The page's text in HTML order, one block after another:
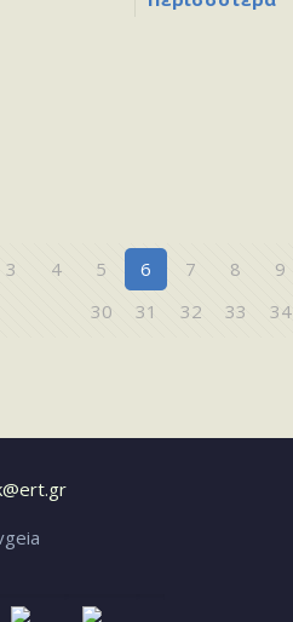
3 4 5 6 7 8 9
30
31 32 33 34